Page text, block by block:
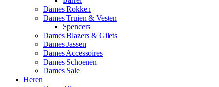
Dames Rokken
Dames Truien & Vesten
Spencers
Dames Blazers & Gilets
Dames Jassen
Dames Accessoires
Dames Schoenen
Dames Sale
Heren